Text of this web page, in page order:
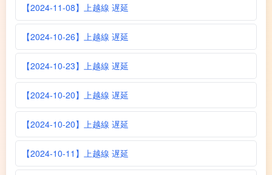
【2024-11-08】上越線 遅延
【2024-10-26】上越線 遅延
【2024-10-23】上越線 遅延
【2024-10-20】上越線 遅延
【2024-10-20】上越線 遅延
【2024-10-11】上越線 遅延